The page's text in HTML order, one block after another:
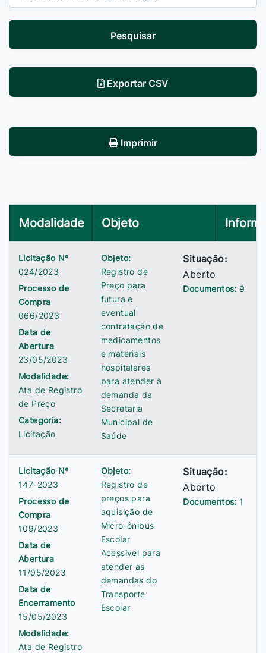
Pesquisar
Exportar CSV
Imprimir
Modalidade Objeto
Licitação Nº
024/2023
Processo de
Compra
066/2023
Data de
Abertura
23/05/2023
Modalidade:
Ata de Registro
de Preço
Categoria:
Licitação
Objeto:
Registro de
Preço para
futura e
eventual
contratação de
medicamentos
e materiais
hospitalares
para atender à
demanda da
Secretaria
Municipal de
Saúde
Situação:
Aberto
Documentos: 9
Licitação Nº
147-2023
Processo de
Compra
109/2023
Data de
Abertura
11/05/2023
Data de
Encerramento
15/05/2023
Modalidade:
Ata de Registro
Objeto:
Registro de
preços para
aquisição de
Micro-ônibus
Escolar
Acessível para
atender as
demandas do
Transporte
Escolar
Situação:
Aberto
Documentos:1